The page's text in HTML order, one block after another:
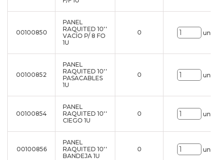
00100850
PANEL
RAQUITED 10''
VACÍO P/ 8 FO
1U
0 uni.
00100852
PANEL
RAQUITED 10''
PASACABLES
1U
0 uni.
00100854
PANEL
RAQUITED 10''
CIEGO 1U
0 uni.
00100856
PANEL
RAQUITED 10''
BANDEJA 1U
0 uni.